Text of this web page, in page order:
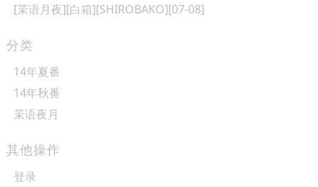
[茉语月夜][白箱][SHIROBAKO][07-08]
分类
14年夏番
14年秋番
茉语夜月
其他操作
登录